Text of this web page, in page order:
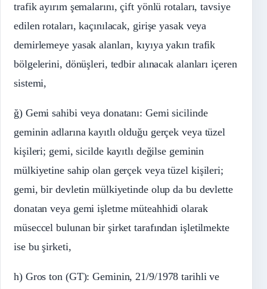
trafik ayırım şemalarını, çift yönlü rotaları, tavsiye
edilen rotaları, kaçınılacak, girişe yasak veya
demirlemeye yasak alanları, kıyıya yakın trafik
bölgelerini, dönüşleri, tedbir alınacak alanları içeren
sistemi,
ğ) Gemi sahibi veya donatanı: Gemi sicilinde
geminin adlarına kayıtlı olduğu gerçek veya tüzel
kişileri; gemi, sicilde kayıtlı değilse geminin
mülkiyetine sahip olan gerçek veya tüzel kişileri;
gemi, bir devletin mülkiyetinde olup da bu devlette
donatan veya gemi işletme müteahhidi olarak
müseccel bulunan bir şirket tarafından işletilmekte
ise bu şirketi,
h) Gros ton (GT): Geminin, 21/9/1978 tarihli ve